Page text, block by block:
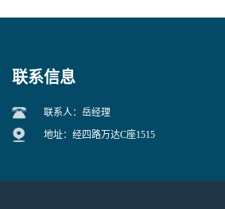
联系信息
联系人：岳经理
地址：经四路万达C座1515